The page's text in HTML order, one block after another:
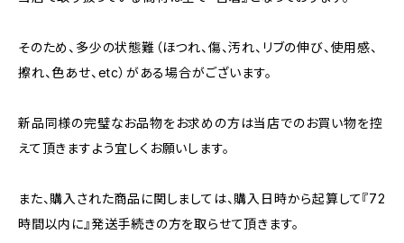
そのため、多少の状態難（ほつれ、傷、汚れ、リブの伸び、使用感、
擦れ、色あせ、etc）がある場合がございます。
新品同様の完璧なお品物をお求めの方は当店でのお買い物を控
えて頂きますよう宜しくお願いします。
また、購入された商品に関しましては、購入日時から起算して『72
時間以内に』発送手続きの方を取らせて頂きます。